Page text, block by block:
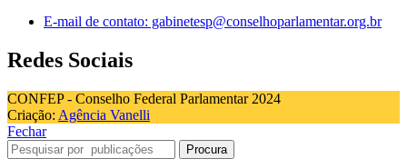
E-mail de contato: gabinetesp@conselhoparlamentar.org.br
Redes Sociais
CONFEP - Conselho Federal Parlamentar 2024
Criação: Agência Vanelli
Fechar
Procura